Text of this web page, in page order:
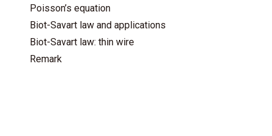
Poisson’s equation
Biot-Savart law and applications
Biot-Savart law: thin wire
Remark